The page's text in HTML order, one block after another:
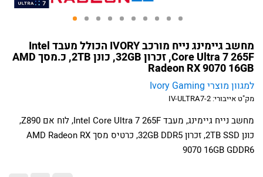
מחשב גיימינג נייח מורכב IVORY הכולל מעבד Intel
Core Ultra 7 265F, זכרון 32GB, כונן 2TB, כ.מסך AMD
Radeon RX 9070 16GB
למגוון מוצרי Ivory Gaming
מק"ט אייבורי: IV-ULTRA7-2
מחשב נייח גיימינג, מעבד Intel Core Ultra 7 265F, לוח אם Z890,
כונן 2TB SSD, זכרון 32GB DDR5, כרטיס מסך AMD Radeon RX
9070 16GB GDDR6